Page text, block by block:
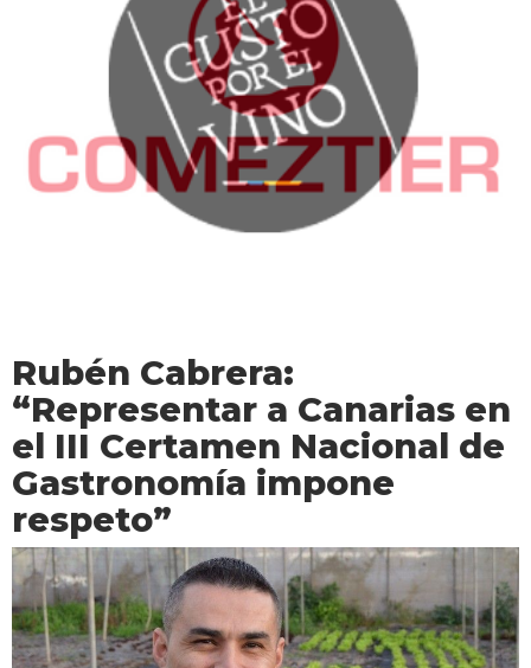
Rubén Cabrera:
“Representar a Canarias en
el III Certamen Nacional de
Gastronomía impone
respeto”